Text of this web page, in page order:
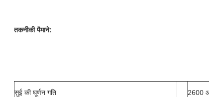
तकनीकी पैमाने:
सुई की घूर्णन गति 2600